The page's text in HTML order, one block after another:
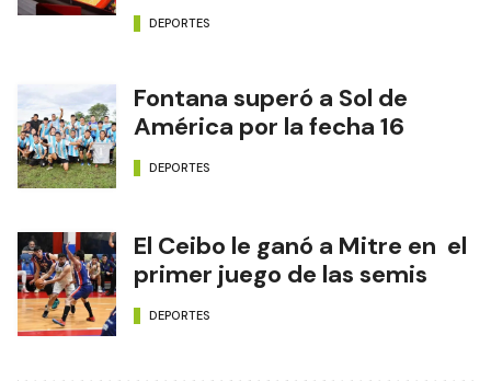
DEPORTES
Fontana superó a Sol de
América por la fecha 16
DEPORTES
El Ceibo le ganó a Mitre en el
primer juego de las semis
DEPORTES